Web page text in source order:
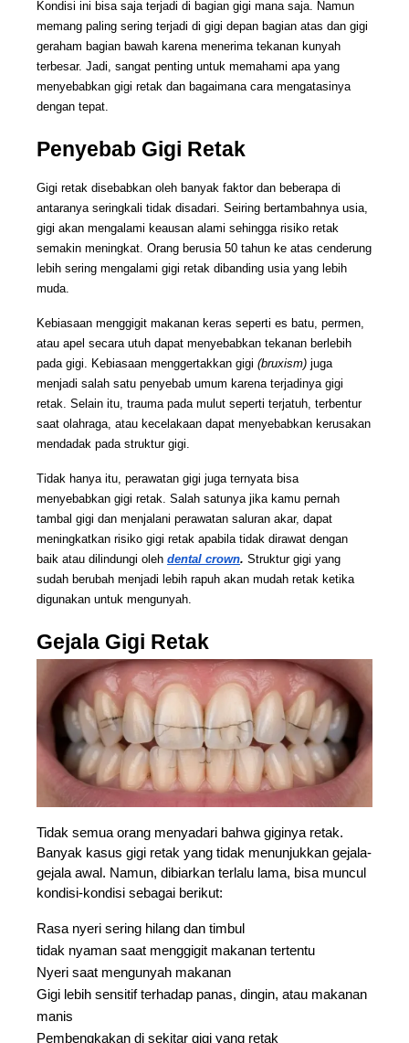
Kondisi ini bisa saja terjadi di bagian gigi mana saja. Namun
memang paling sering terjadi di gigi depan bagian atas dan gigi
geraham bagian bawah karena menerima tekanan kunyah
terbesar. Jadi, sangat penting untuk memahami apa yang
menyebabkan gigi retak dan bagaimana cara mengatasinya
dengan tepat.
Penyebab Gigi Retak
Gigi retak disebabkan oleh banyak faktor dan beberapa di
antaranya seringkali tidak disadari. Seiring bertambahnya usia,
gigi akan mengalami keausan alami sehingga risiko retak
semakin meningkat. Orang berusia 50 tahun ke atas cenderung
lebih sering mengalami gigi retak dibanding usia yang lebih
muda.
Kebiasaan menggigit makanan keras seperti es batu, permen,
atau apel secara utuh dapat menyebabkan tekanan berlebih
pada gigi. Kebiasaan menggertakkan gigi (bruxism) juga
menjadi salah satu penyebab umum karena terjadinya gigi
retak. Selain itu, trauma pada mulut seperti terjatuh, terbentur
saat olahraga, atau kecelakaan dapat menyebabkan kerusakan
mendadak pada struktur gigi.
Tidak hanya itu, perawatan gigi juga ternyata bisa
menyebabkan gigi retak. Salah satunya jika kamu pernah
tambal gigi dan menjalani perawatan saluran akar, dapat
meningkatkan risiko gigi retak apabila tidak dirawat dengan
baik atau dilindungi oleh dental crown. Struktur gigi yang
sudah berubah menjadi lebih rapuh akan mudah retak ketika
digunakan untuk mengunyah.
Gejala Gigi Retak
Tidak semua orang menyadari bahwa giginya retak.
Banyak kasus gigi retak yang tidak menunjukkan gejala-
gejala awal. Namun, dibiarkan terlalu lama, bisa muncul
kondisi-kondisi sebagai berikut:
Rasa nyeri sering hilang dan timbul
tidak nyaman saat menggigit makanan tertentu
Nyeri saat mengunyah makanan
Gigi lebih sensitif terhadap panas, dingin, atau makanan
manis
Pembengkakan di sekitar gigi yang retak